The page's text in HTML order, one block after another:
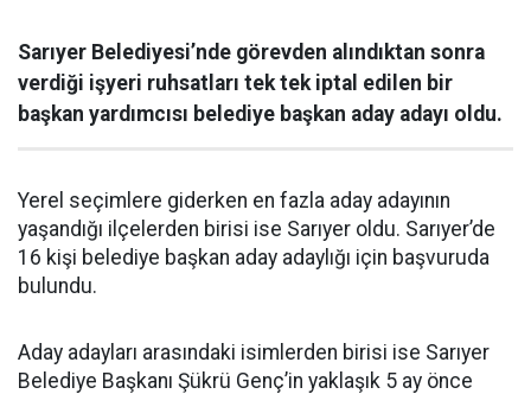
Sarıyer Belediyesi’nde görevden alındıktan sonra
verdiği işyeri ruhsatları tek tek iptal edilen bir
başkan yardımcısı belediye başkan aday adayı oldu.
Yerel seçimlere giderken en fazla aday adayının
yaşandığı ilçelerden birisi ise Sarıyer oldu. Sarıyer’de
16 kişi belediye başkan aday adaylığı için başvuruda
bulundu.
Aday adayları arasındaki isimlerden birisi ise Sarıyer
Belediye Başkanı Şükrü Genç’in yaklaşık 5 ay önce